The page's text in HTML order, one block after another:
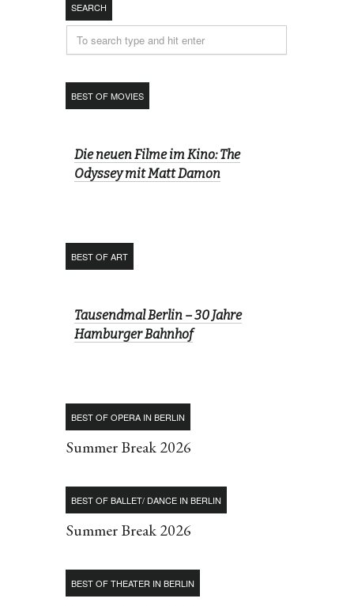
SEARCH
BEST OF MOVIES
Die neuen Filme im Kino: The
Odyssey mit Matt Damon
BEST OF ART
Tausendmal Berlin – 30 Jahre
Hamburger Bahnhof
BEST OF OPERA IN BERLIN
Summer Break 2026
BEST OF BALLET/ DANCE IN BERLIN
Summer Break 2026
BEST OF THEATER IN BERLIN